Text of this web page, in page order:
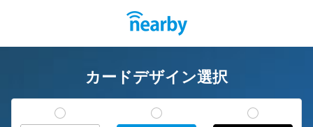
カードデザイン選択